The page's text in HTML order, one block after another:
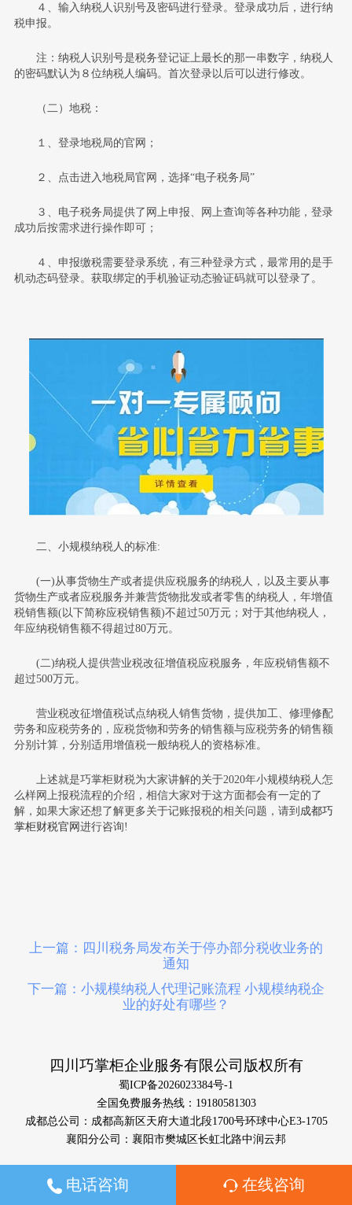
４、输入纳税人识别号及密码进行登录。登录成功后，进行纳
税申报。
注：纳税人识别号是税务登记证上最长的那一串数字，纳税人
的密码默认为８位纳税人编码。首次登录以后可以进行修改。
（二）地税：
１、登录地税局的官网；
２、点击进入地税局官网，选择“电子税务局”
３、电子税务局提供了网上申报、网上查询等各种功能，登录
成功后按需求进行操作即可；
４、申报缴税需要登录系统，有三种登录方式，最常用的是手
机动态码登录。获取绑定的手机验证动态验证码就可以登录了。
二、小规模纳税人的标准:
(一)从事货物生产或者提供应税服务的纳税人，以及主要从事
货物生产或者应税服务并兼营货物批发或者零售的纳税人，年增值
税销售额(以下简称应税销售额)不超过50万元；对于其他纳税人，
年应纳税销售额不得超过80万元。
(二)纳税人提供营业税改征增值税应税服务，年应税销售额不
超过500万元。
营业税改征增值税试点纳税人销售货物，提供加工、修理修配
劳务和应税劳务的，应税货物和劳务的销售额与应税劳务的销售额
分别计算，分别适用增值税一般纳税人的资格标准。
上述就是巧掌柜财税为大家讲解的关于2020年小规模纳税人怎
么样网上报税流程的介绍，相信大家对于这方面都会有一定的了
解，如果大家还想了解更多关于记账报税的相关问题，请到 成都巧
掌柜财税官网进行咨询!
上一篇：四川税务局发布关于停办部分税收业务的
通知
下一篇：小规模纳税人代理记账流程 小规模纳税企
业的好处有哪些？
四川巧掌柜企业服务有限公司版权所有
蜀ICP备2026023384号-1
全国免费服务热线：19180581303
成都总公司：成都高新区天府大道北段1700号环球中心E3-1705
襄阳分公司：襄阳市樊城区长虹北路中润云邦
电话咨询 在线咨询